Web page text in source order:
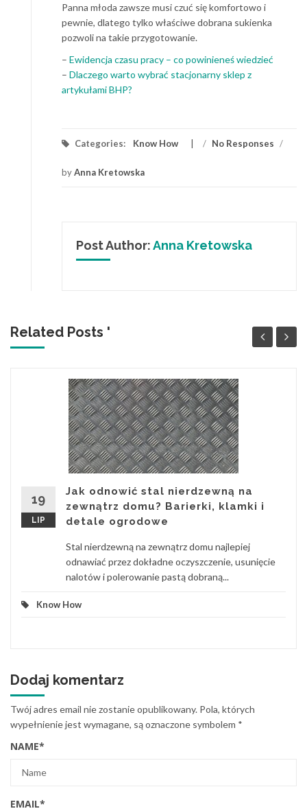
Panna młoda zawsze musi czuć się komfortowo i
pewnie, dlatego tylko właściwe dobrana sukienka
pozwoli na takie przygotowanie.
– Ewidencja czasu pracy – co powinieneś wiedzieć
– Dlaczego warto wybrać stacjonarny sklep z
artykułami BHP?
Categories: Know How / No Responses /
byAnna Kretowska
Post Author:Anna Kretowska
Related Posts '
19
LIP
Jak odnowić stal nierdzewną na
zewnątrz domu? Barierki, klamki i
detale ogrodowe
Stal nierdzewną na zewnątrz domu najlepiej
odnawiać przez dokładne oczyszczenie, usunięcie
nalotów i polerowanie pastą dobraną...
Know How
Dodaj komentarz
Twój adres email nie zostanie opublikowany. Pola, których
wypełnienie jest wymagane, są oznaczone symbolem *
NAME*
EMAIL*